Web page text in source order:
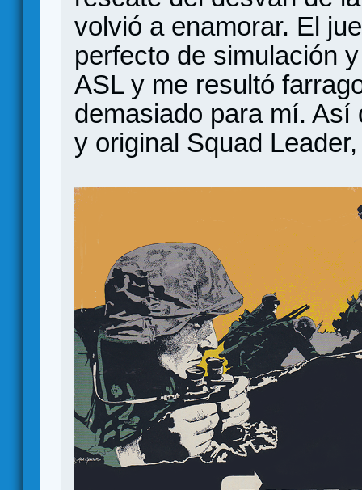
volvió a enamorar. El
perfecto de simulación
ASL y me resultó
demasiado para mí. Así
y original Squad